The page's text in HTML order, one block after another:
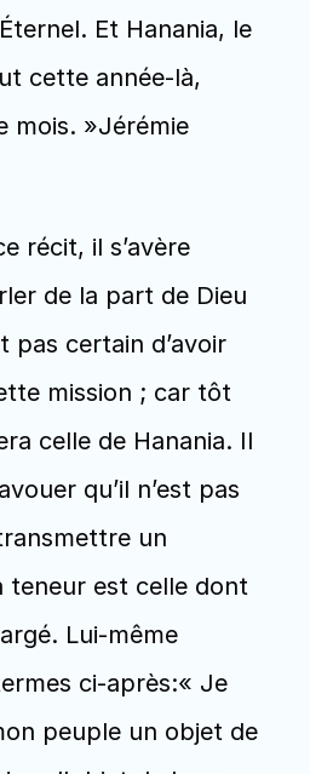
Et Hanania, le
cette année-là,
mois. »Jérémie
récit, il s’avère
de la part de Dieu
pas certain d’avoir
mission ; car tôt
celle de Hanania. Il
qu’il n’est pas
un
teneur est celle dont
Lui-même
ci-après:« Je
peuple un objet de